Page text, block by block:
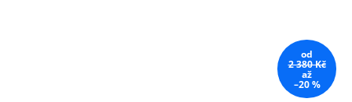
od
2 380 Kč
až
–20 %